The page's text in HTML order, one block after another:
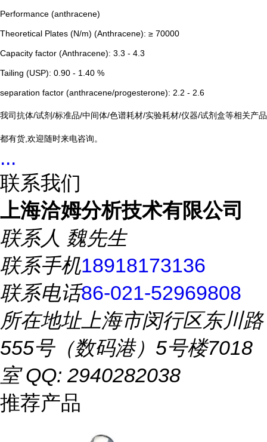
Performance (anthracene)
Theoretical Plates (N/m) (Anthracene): ≥ 70000
Capacity factor (Anthracene): 3.3 - 4.3
Tailing (USP): 0.90 - 1.40 %
separation factor (anthracene/progesterone): 2.2 - 2.6
我司抗体/试剂/标准品/中间体/色谱耗材/实验耗材/仪器/试剂盒等相关产品
都有货,欢迎随时来电咨询。
...
联系我们
上海洽姆分析技术有限公司
联系人 魏先生
联系手机18918173136
联系电话86-021-52969808
所在地址上海市闵行区东川路
555号（数码港）5号楼7018
室 QQ: 2940282038
推荐产品